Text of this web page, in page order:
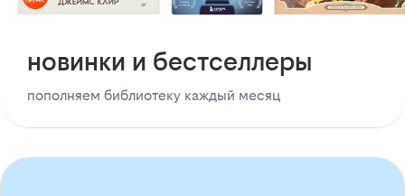
новинки и бестселлеры
пополняем библиотеку каждый месяц